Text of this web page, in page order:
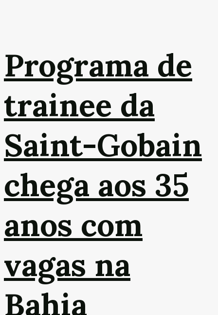
Programa de
trainee da
Saint-Gobain
chega aos 35
anos com
vagas na
Bahia